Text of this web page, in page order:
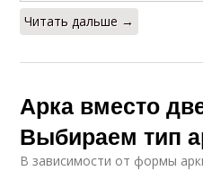
Читать дальше →
Арка вместо
Выбираем тип
В зависимости от формы